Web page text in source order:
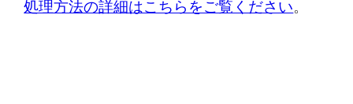
処理方法の詳細はこちらをご覧ください。